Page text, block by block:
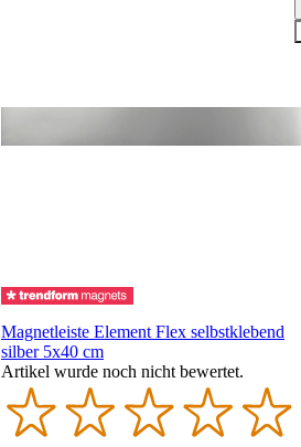
Magnetleiste Element Flex selbstklebend
silber 5x40 cm
Artikel wurde noch nicht bewertet.